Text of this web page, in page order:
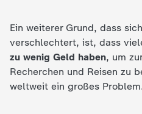
e
Ein weiterer Grund, dass
verschlechtert, ist, dass
zu wenig Geld haben, um
Recherchen und Reisen zu
weltweit ein großes